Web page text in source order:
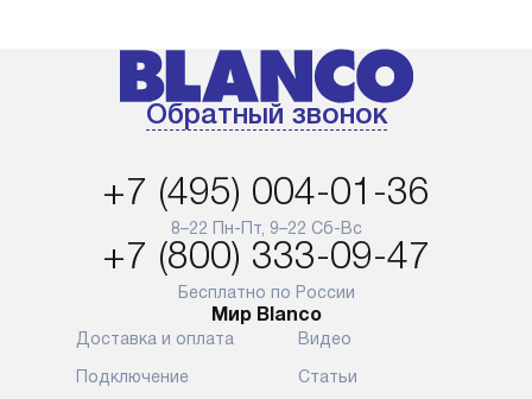
Обратный звонок
+7 (495) 004-01-36
8–22 Пн-Пт, 9–22 Сб-Вс
+7 (800) 333-09-47
Бесплатно по России
Мир Blanco
Доставка и оплата
Подключение
Видео
Статьи